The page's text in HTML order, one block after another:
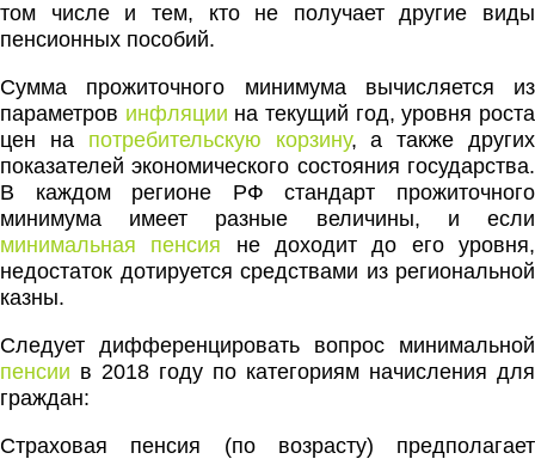
том числе и тем, кто не получает другие виды
пенсионных пособий.
Сумма прожиточного минимума вычисляется из
параметров инфляции на текущий год, уровня роста
цен на потребительскую корзину, а также других
показателей экономического состояния государства.
В каждом регионе РФ стандарт прожиточного
минимума имеет разные величины, и если
минимальная пенсия не доходит до его уровня,
недостаток дотируется средствами из региональной
казны.
Следует дифференцировать вопрос минимальной
пенсии в 2018 году по категориям начисления для
граждан:
Страховая пенсия (по возрасту) предполагает